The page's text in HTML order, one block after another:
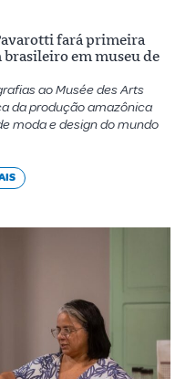
fará primeira
em museu de
ao Musée des Arts
da produção amazônica
moda e design do mundo